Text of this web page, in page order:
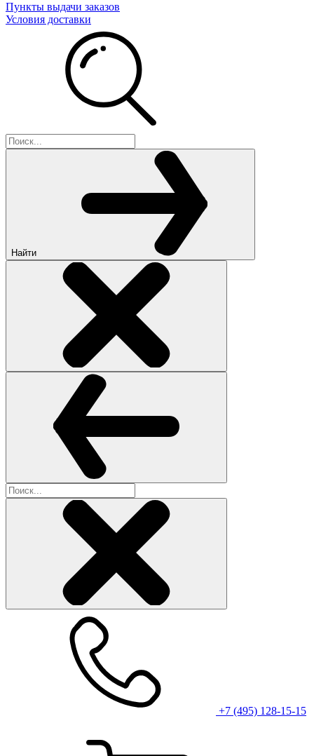
Пункты выдачи заказов
Условия доставки
Найти
+7 (495) 128-15-15